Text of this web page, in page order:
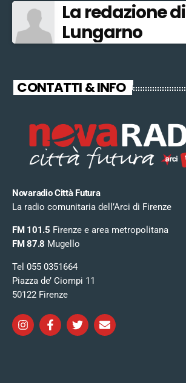
La redazione di
Lungarno
CONTATTI & INFO
Novaradio Città Futura
La radio comunitaria dell’Arci di Firenze
FM 101.5 Firenze e area metropolitana
FM 87.8 Mugello
Tel 055 0351664
Piazza de’ Ciompi 11
50122 Firenze